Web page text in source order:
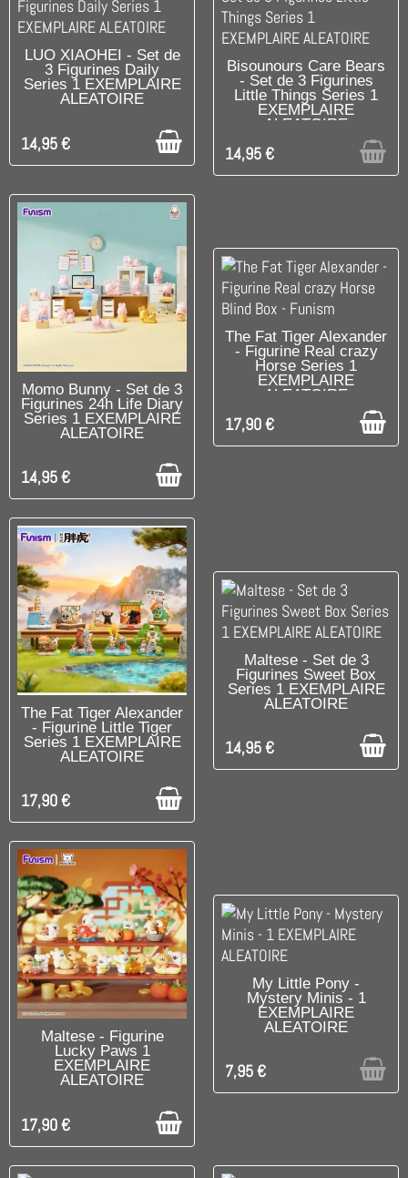
C'EST LE DERNIER !
LUO XIAOHEI - Set de
3 Figurines Daily
Series 1 EXEMPLAIRE
ALEATOIRE
14,95 €
RUPTURE DE STOCK
Bisounours Care Bears
- Set de 3 Figurines
Little Things Series 1
EXEMPLAIRE
ALEATOIRE
14,95 €
DISPONIBLE
Momo Bunny - Set de 3
Figurines 24h Life Diary
Series 1 EXEMPLAIRE
ALEATOIRE
14,95 €
DISPONIBLE
The Fat Tiger Alexander
- Figurine Real crazy
Horse Series 1
EXEMPLAIRE
ALEATOIRE
17,90 €
DISPONIBLE
The Fat Tiger Alexander
- Figurine Little Tiger
Series 1 EXEMPLAIRE
ALEATOIRE
17,90 €
DISPONIBLE
Maltese - Set de 3
Figurines Sweet Box
Series 1 EXEMPLAIRE
ALEATOIRE
14,95 €
DISPONIBLE
Maltese - Figurine
Lucky Paws 1
EXEMPLAIRE
ALEATOIRE
17,90 €
RUPTURE DE STOCK
My Little Pony -
Mystery Minis - 1
EXEMPLAIRE
ALEATOIRE
7,95 €